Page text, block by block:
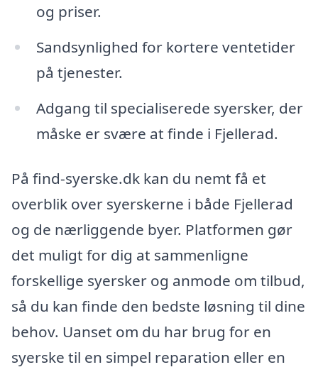
og priser.
Sandsynlighed for kortere ventetider
på tjenester.
Adgang til specialiserede syersker, der
måske er svære at finde i Fjellerad.
På find-syerske.dk kan du nemt få et
overblik over syerskerne i både Fjellerad
og de nærliggende byer. Platformen gør
det muligt for dig at sammenligne
forskellige syersker og anmode om tilbud,
så du kan finde den bedste løsning til dine
behov. Uanset om du har brug for en
syerske til en simpel reparation eller en